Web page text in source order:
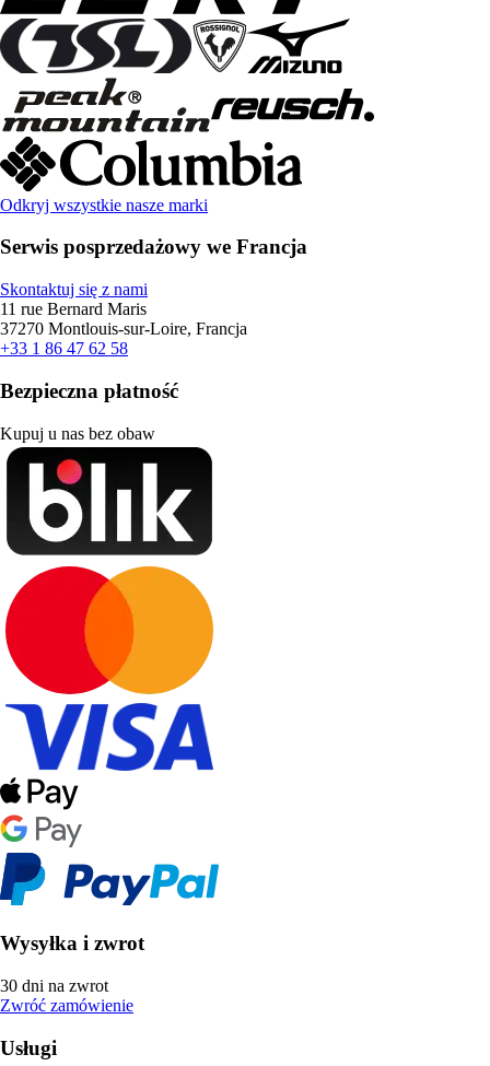
Odkryj wszystkie nasze marki
Serwis posprzedażowy we Francja
Skontaktuj się z nami
11 rue Bernard Maris
37270 Montlouis-sur-Loire, Francja
+33 1 86 47 62 58
Bezpieczna płatność
Kupuj u nas bez obaw
Wysyłka i zwrot
30 dni na zwrot
Zwróć zamówienie
Usługi